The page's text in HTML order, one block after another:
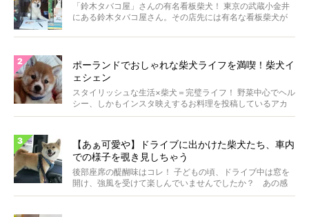
「鈴木タバコ屋」さんの有名看板柴犬！ 東京の武蔵小金井
にある鈴木タバコ屋さん。その店先には有名な看板柴犬が
ポーランドでおしゃれな柴犬ライフを満喫！柴犬イ
ェシェン
スタイリッシュな生活×柴犬＝完璧ライフ！ 野菜中心でヘル
シー、しかもインスタ映えするお料理を投稿しているアカ
ウ...
【あぁ可愛や】ドライブに出かけた柴犬たち、車内
での様子を覗き見しちゃう
後部座席の醍醐味はコレ！ 子どもの頃、ドライブ中は窓を
開け、強風を受けて楽しんでいませんでしたか？ あの感
じが...